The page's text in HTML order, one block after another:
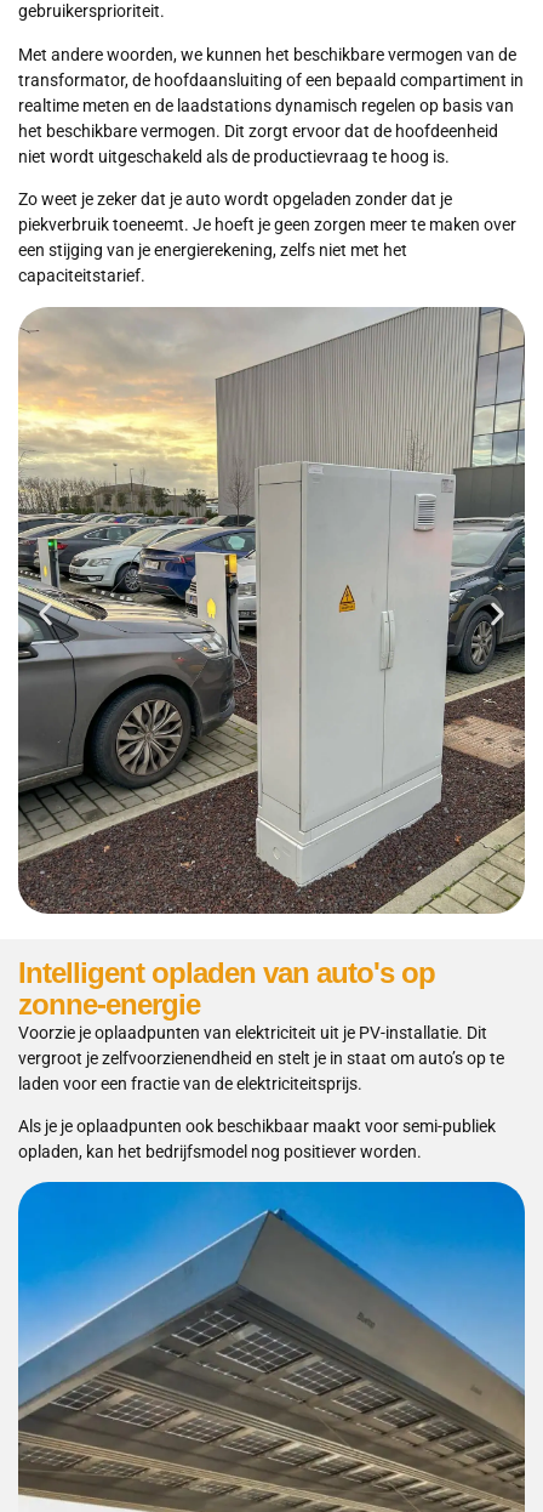
gebruikersprioriteit.
Met andere woorden, we kunnen het beschikbare vermogen van de
transformator, de hoofdaansluiting of een bepaald compartiment in
realtime meten en de laadstations dynamisch regelen op basis van
het beschikbare vermogen. Dit zorgt ervoor dat de hoofdeenheid
niet wordt uitgeschakeld als de productievraag te hoog is.
Zo weet je zeker dat je auto wordt opgeladen zonder dat je
piekverbruik toeneemt. Je hoeft je geen zorgen meer te maken over
een stijging van je energierekening, zelfs niet met het
capaciteitstarief.
Intelligent opladen van auto's op
zonne-energie
Voorzie je oplaadpunten van elektriciteit uit je PV-installatie. Dit
vergroot je zelfvoorzienendheid en stelt je in staat om auto’s op te
laden voor een fractie van de elektriciteitsprijs.
Als je je oplaadpunten ook beschikbaar maakt voor semi-publiek
opladen, kan het bedrijfsmodel nog positiever worden.